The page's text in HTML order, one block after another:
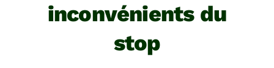
inconvénients du
stop